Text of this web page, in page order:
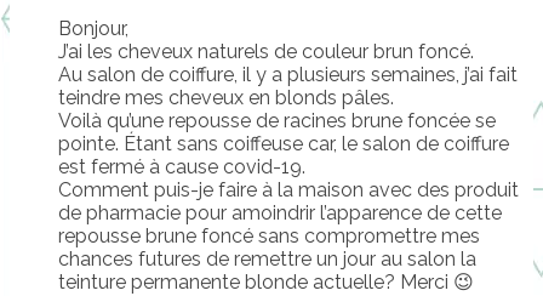
Bonjour,
J’ai les cheveux naturels de couleur brun foncé.
Au salon de coiffure, il y a plusieurs semaines, j’ai fait
teindre mes cheveux en blonds pâles.
Voilà qu’une repousse de racines brune foncée se
pointe. Étant sans coiffeuse car, le salon de coiffure
est fermé à cause covid-19.
Comment puis-je faire à la maison avec des produit
de pharmacie pour amoindrir l’apparence de cette
repousse brune foncé sans compromettre mes
chances futures de remettre un jour au salon la
teinture permanente blonde actuelle? Merci 😉